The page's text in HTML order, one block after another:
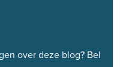
over deze blog? Bel